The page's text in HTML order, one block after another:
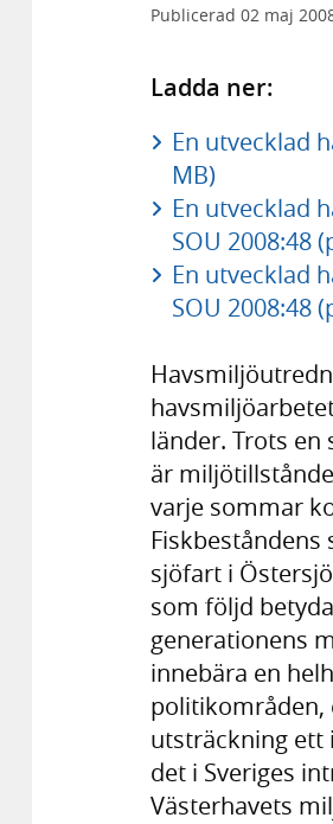
Publicerad 02 maj
Ladda ner:
En utvecklad
MB)
En utvecklad
SOU 2008:48
En utvecklad
SOU 2008:48
länder. Trots
är
varje sommar
sjöfart i
som följd
generationens
innebära en
politikområden,
utsträckning ett
det i Sveriges
Västerhavets